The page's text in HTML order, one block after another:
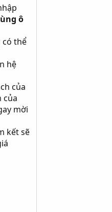
ô
có thể
hệ
của
của
mời
kết sẽ